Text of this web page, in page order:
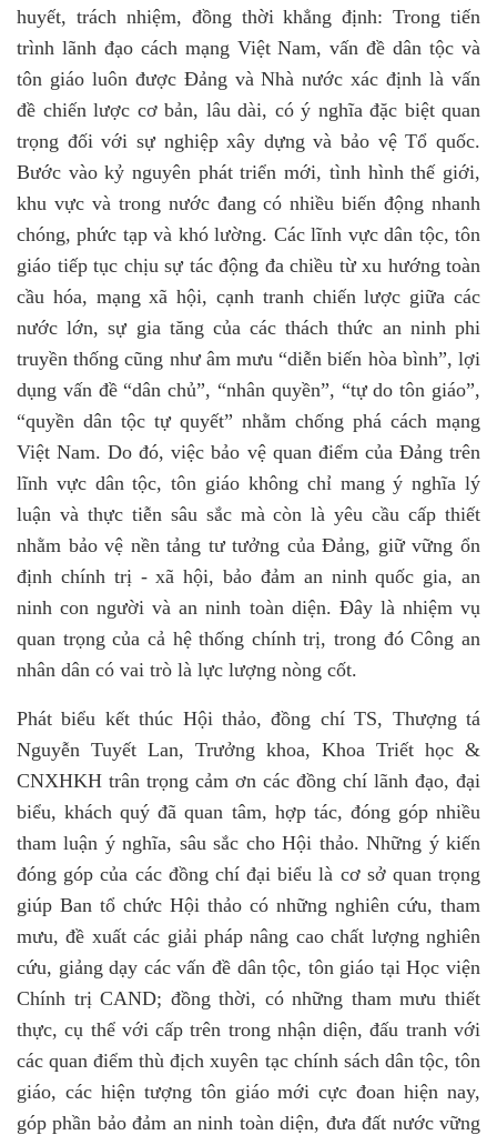
huyết, trách nhiệm, đồng thời khẳng định:Trong tiến
trình lãnh đạo cách mạng Việt Nam, vấn đề dân tộc và
tôn giáo luôn được Đảng và Nhà nước xác định là vấn
đề chiến lược cơ bản, lâu dài, có ý nghĩa đặc biệt quan
trọng đối với sự nghiệp xây dựng và bảo vệ Tổ quốc.
Bước vào kỷ nguyên phát triển mới, tình hình thế giới,
khu vực và trong nước đang có nhiều biến động nhanh
chóng, phức tạp và khó lường. Các lĩnh vực dân tộc, tôn
giáo tiếp tục chịu sự tác động đa chiều từ xu hướng toàn
cầu hóa, mạng xã hội, cạnh tranh chiến lược giữa các
nước lớn, sự gia tăng của các thách thức an ninh phi
truyền thống cũng như âm mưu “diễn biến hòa bình”, lợi
dụng vấn đề “dân chủ”, “nhân quyền”, “tự do tôn giáo”,
“quyền dân tộc tự quyết” nhằm chống phá cách mạng
Việt Nam. Do đó, việc bảo vệ quan điểm của Đảng trên
lĩnh vực dân tộc, tôn giáo không chỉ mang ý nghĩa lý
luận và thực tiễn sâu sắc mà còn là yêu cầu cấp thiết
nhằm bảo vệ nền tảng tư tưởng của Đảng, giữ vững ổn
định chính trị -xã hội, bảo đảm an ninh quốc gia, an
ninh con người và an ninh toàn diện. Đây là nhiệm vụ
quan trọng của cả hệ thống chính trị, trong đó Công an
nhân dân có vai trò là lực lượng nòng cốt.
Phát biểu kết thúc Hội thảo, đồng chí TS, Thượng tá
Nguyễn Tuyết Lan, Trưởng khoa, Khoa Triết học &
CNXHKH trân trọng cảm ơn các đồng chí lãnh đạo, đại
biểu, khách quý đã quan tâm, hợp tác, đóng góp nhiều
tham luận ý nghĩa, sâu sắc cho Hội thảo.Những ý kiến
đóng góp của các đồng chí đại biểu là cơ sở quan trọng
giúp Ban tổ chức Hội thảo có những nghiên cứu, tham
mưu, đề xuấtcác giải pháp nâng cao chất lượngnghiên
cứu, giảng dạy các vấn đề dân tộc, tôn giáo tạiHọc viện
Chính trị CAND; đồng thời, có những tham mưu thiết
thực, cụ thể với cấp trên trong nhận diện, đấu tranh với
các quan điểm thù địch xuyên tạc chính sách dân tộc, tôn
giáo, các hiện tượng tôn giáo mới cực đoan hiện nay,
góp phần bảo đảm an ninh toàn diện, đưa đất nước vững